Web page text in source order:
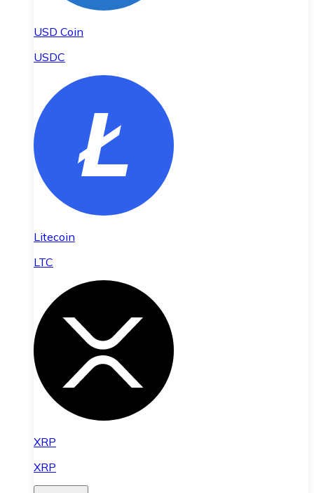
USD Coin
USDC
Litecoin
LTC
XRP
XRP